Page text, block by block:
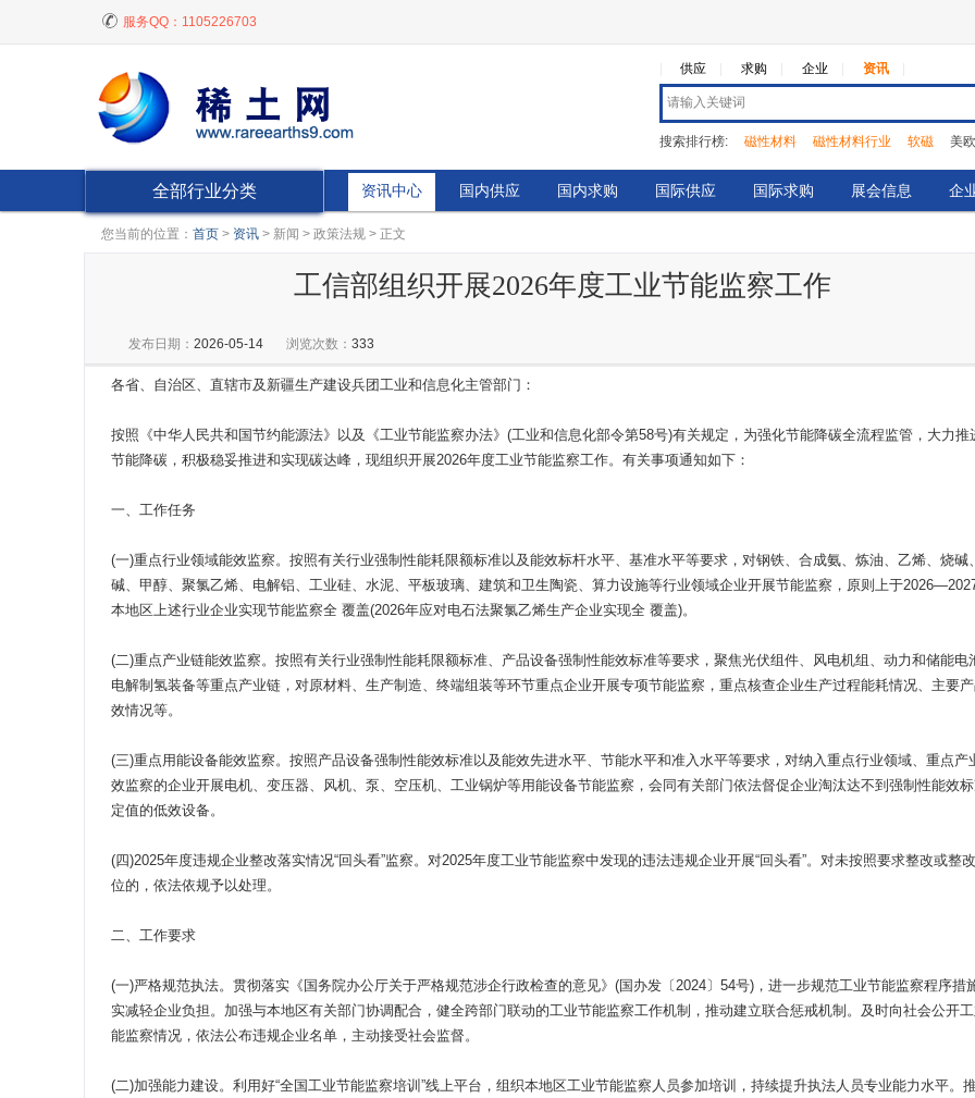
服务QQ： 1105226703
供应 求购 企业 资讯
搜索排行榜: 磁性材料 磁性材料行业 软磁 美
资讯中心 国内供应 国内求购 国际供应 国际求购 展会信息 企
全部行业分类
您当前的位置： 首页 > 资讯 > 新闻 > 政策法规 > 正文
工信部组织开展2026年度工业节能监察工作
发布日期： 2026-05-14 浏览次数： 333
各省、自治区、直辖市及新疆生产建设兵团工业和信息化主管部门：
按照《中华人民共和国节约能源法》以及《工业节能监察办法》(工业和信息化部令第58号)有关规定，为强化节能降碳全流程监管，大力推
节能降碳，积极稳妥推进和实现碳达峰，现组织开展2026年度工业节能监察工作。有关事项通知如下：
一、工作任务
(一)重点行业领域能效监察。按照有关行业强制性能耗限额标准以及能效标杆水平、基准水平等要求，对钢铁、合成氨、炼油、乙烯、烧碱
碱、甲醇、聚氯乙烯、电解铝、工业硅、水泥、平板玻璃、建筑和卫生陶瓷、算力设施等行业领域企业开展节能监察，原则上于
本地区上述行业企业实现节能监察全 覆盖(2026年应对电石法聚氯乙烯生产企业实现全 覆盖)。
(二)重点产业链能效监察。按照有关行业强制性能耗限额标准、产品设备强制性能效标准等要求，聚焦光伏组件、风电机组、动力和储能电
电解制氢装备等重点产业链，对原材料、生产制造、终端组装等环节重点企业开展专项节能监察，重点核查企业生产过程能耗情况、主要
效情况等。
(三)重点用能设备能效监察。按照产品设备强制性能效标准以及能效先进水平、节能水平和准入水平等要求，对纳入重点行业领域、重点产
效监察的企业开展电机、变压器、风机、泵、空压机、工业锅炉等用能设备节能监察，会同有关部门依法督促企业淘汰达不到强制性能效
定值的低效设备。
(四)2025年度违规企业整改落实情况“回头看”监察。对2025年度工业节能监察中发现的违法违规企业开展“回头看”。对未按照要求整改或整
位的，依法依规予以处理。
二、工作要求
(一)严格规范执法。贯彻落实《国务院办公厅关于严格规范涉企行政检查的意见》(国办发〔2024〕54号)，进一步规范工业节能监察程序措
实减轻企业负担。加强与本地区有关部门协调配合，健全跨部门联动的工业节能监察工作机制，推动建立联合惩戒机制。及时向社会公开
能监察情况，依法公布违规企业名单，主动接受社会监督。
(二)加强能力建设。利用好“全国工业节能监察培训”线上平台，组织本地区工业节能监察人员参加培训，持续提升执法人员专业能力水平。